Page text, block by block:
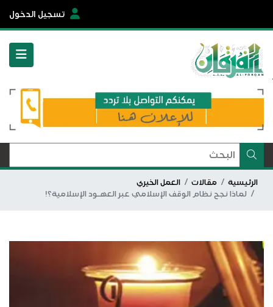
تسجيل الدخول
الرئيسية مقالات
العمل الخيري
لماذا نجح نظام الوقف الإسلامي عبر العهـود الإسلامية؟!